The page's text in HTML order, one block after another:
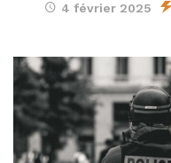
4 février 2025